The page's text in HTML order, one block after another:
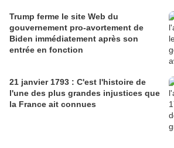
Trump ferme le site Web du
gouvernement pro-avortement de
Biden immédiatement après son
entrée en fonction
21 janvier 1793 : C'est l'histoire de
l'une des plus grandes injustices que
la France ait connues